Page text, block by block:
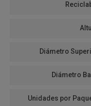
Diámetro
Diámetro
Unidades por